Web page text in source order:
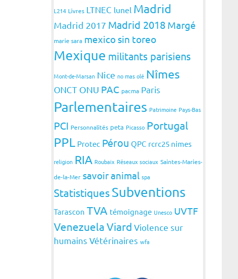
L214 Livres LTNEC lunel Madrid
Madrid 2017 Madrid 2018 Margé
marie sara mexico sin toreo
Mexique militants parisiens
Mont-de-Marsan Nice no mas olé Nîmes
ONCT ONU PAC pacma Paris
Parlementaires Patrimoine Pays-Bas
PCI Personnalités peta Picasso Portugal
PPL Protec Pérou QPC rcrc25 nimes
religion RIA Roubaix Réseaux sociaux Saintes-Maries-
de-la-Mer savoir animal spa
StatistiquesSubventions
Tarascon TVA témoignage Unesco UVTF
VenezuelaViard Violence sur
humains Vétérinaires wfa